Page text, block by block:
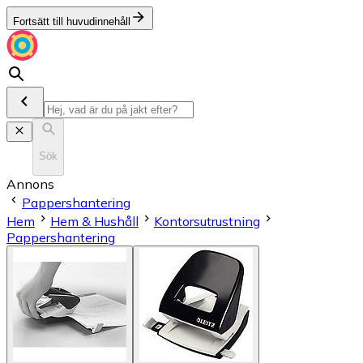
Fortsätt till huvudinnehåll
Sök
Annons
Pappershantering
Hem
Hem & Hushåll
Kontorsutrustning
Pappershantering